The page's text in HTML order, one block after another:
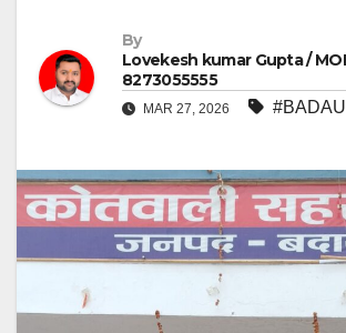
By
Lovekesh kumar Gupta /
8273055555
MAR 27, 2026